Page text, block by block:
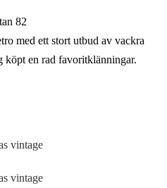
82
med ett stort utbud av vackra
köpt en rad favoritklänningar.